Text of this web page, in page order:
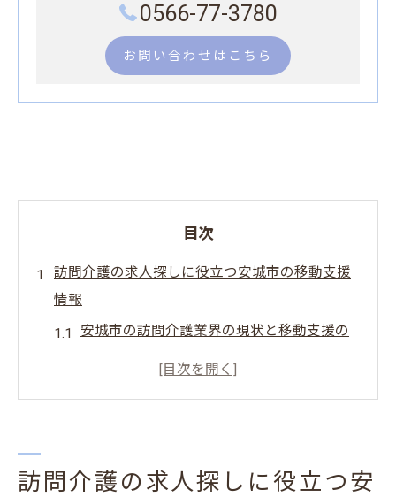
0566-77-3780
お問い合わせはこちら
目次
訪問介護の求人探しに役立つ安城市の移動支援
情報
安城市の訪問介護業界の現状と移動支援の
動支援情報
訪問介護の求人探しに役立つ安